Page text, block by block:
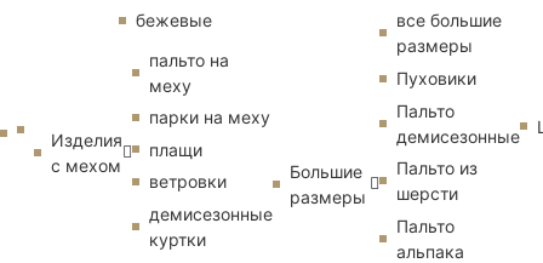
бежевые
Изделия
с мехом
пальто на
меху
парки на меху
плащи
ветровки
демисезонные
куртки
Большие
размеры
все большие
размеры
Пуховики
Пальто
демисезонные
Пальто из
шерсти
Пальто
альпака